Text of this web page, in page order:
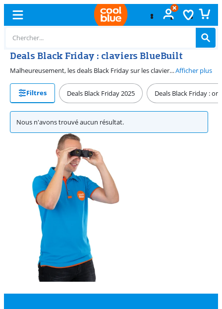
Deals Black Friday : claviers BlueBuilt
Malheureusement, les deals Black Friday sur les claviers BlueBuilt sont terminés. Mais ne vous inquiétez pas, nous avons également les meilleures deals sur les claviers BlueBuilt pour vous en dehors des périodes promotionnelles. Consultez notre page promotionnelle pour voir les meilleurs deals.Afficher plus
Filtres Deals Black Friday 2025 Deals Black Friday :
Nous n'avons trouvé aucun résultat.